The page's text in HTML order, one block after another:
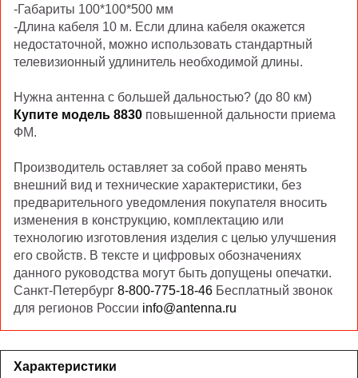
-Габариты 100*100*500 мм
-Длина кабеля 10 м. Если длина кабеля окажется
недостаточной, можно использовать стандартный
телевизионный удлинитель необходимой длины.
Нужна антенна с большей дальностью? (до 80 км)
Купите модель 8830 повышенной дальности приема
ФМ.
Производитель оставляет за собой право менять
внешний вид и технические характеристики, без
предварительного уведомления покупателя вносить
изменения в конструкцию, комплектацию или
технологию изготовления изделия с целью улучшения
его свойств. В тексте и цифровых обозначениях
данного руководства могут быть допущены опечатки.
Санкт-Петербург 8-800-775-18-46 Бесплатный звонок
для регионов России info@antenna.ru
Характеристики